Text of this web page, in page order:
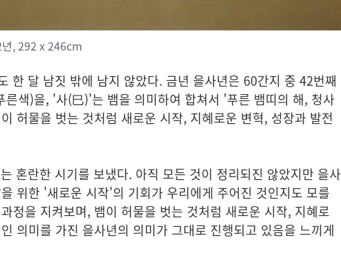
, 292 x 246cm
한 달 남짓 밖에 남지 않았다. 금년 을사년은 60간지 중 42번째
른색)을, '사(巳)'는 뱀을 의미하여 합쳐서 '푸른 뱀띠의 해, 청사
허물을 벗는 것처럼 새로운 시작, 지혜로운 변혁, 성장과 발전
혼란한 시기를 보냈다. 아직 모든 것이 정리되진 않았지만 을사
위한 '새로운 시작'의 기회가 우리에게 주어진 것인지도 모를
정을 지켜보며, 뱀이 허물을 벗는 것처럼 새로운 시작, 지혜로
의미를 가진 을사년의 의미가 그대로 진행되고 있음을 느끼게